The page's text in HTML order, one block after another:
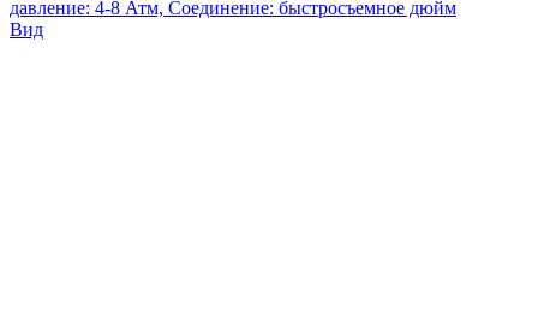
давление: 4-8 Атм, Соединение: быстросъемное дюйм
Вид